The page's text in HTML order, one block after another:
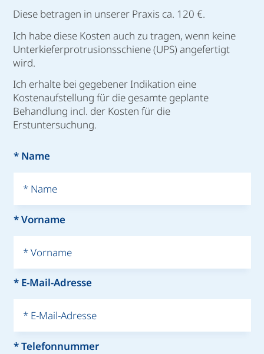
Diese betragen in unserer Praxis ca. 120 €.
Ich habe diese Kosten auch zu tragen, wenn keine
Unterkieferprotrusionsschiene (UPS) angefertigt
wird.
Ich erhalte bei gegebener Indikation eine
Kostenaufstellung für die gesamte geplante
Behandlung incl. der Kosten für die
Erstuntersuchung.